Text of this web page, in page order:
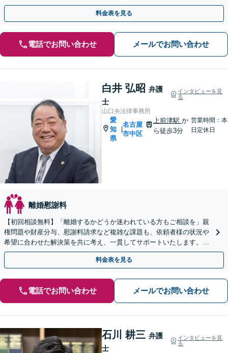
料】小さなお悩みからお聞きします。
料金表を見る
電話でお問い合わせ メールでお問い合わせ
白井 弘昭 弁護
士
インタビューを見
る
山口央法律事務所
愛
知
県
|
名古屋
市中区
上前津駅か
ら徒歩3分
営業時間：本
日定休日
離婚慰謝料
【初回相談無料】「離婚するかどうか迷われている方もご相談を」親
権問題や財産分与、慰謝料請求など複雑な課題も、依頼者様の状況や
希望に合わせた解決策を共に考え、一貫してサポートいたします。
「熟年離婚のご相談もお任せください」【休日・夜間相談可】
料金表を見る
電話でお問い合わせ メールでお問い合わせ
石川 耕三 弁護
士
インタビューを見
る